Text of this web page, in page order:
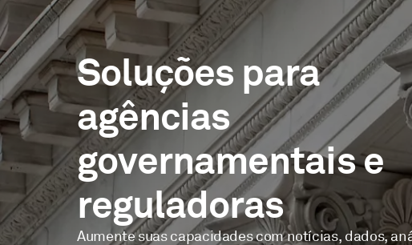
Soluções para
agências
governamentais e
reguladoras
Aumente suas capacidades com notícias, dados,